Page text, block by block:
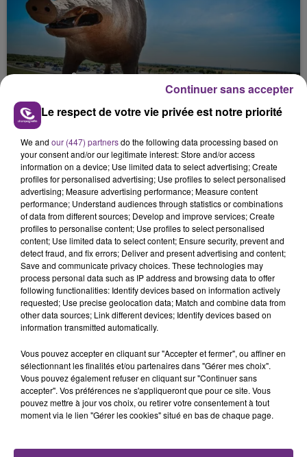
VENEZ FÊTER CE WEEK-END
L'ANNIVERSAIRE DE WOINIC
Ce samedi 8 août sera un grand jour :
l'anniversaire du plus gros sanglier du monde.
Une fête est donc organisée et vous êtes tous
conviés !
TITRES DIFFUSÉS
6h19
6h19
Recommence-Moi
6h16
6h16
Drive Safe
6h11
6h11 6h08
6h08
Le respect de votre vie privée est notre priorité
We and our (447) partnersdo the following data processing based on
your consent and/or our legitimate interest: Store and/or access
information on a device; Use limited data to select advertising; Create
profiles for personalised advertising; Use profiles to select personalised
advertising; Measure advertising performance; Measure content
performance; Understand audiences through statistics or combinations
of data from different sources; Develop and improve services; Create
profiles to personalise content; Use profiles to select personalised
content; Use limited data to select content; Ensure security, prevent and
detect fraud, and fix errors; Deliver and present advertising and content;
Save and communicate privacy choices. These technologies may
process personal data such as IP address and browsing data to offer
following functionalities: Identify devices based on information actively
requested; Use precise geolocation data; Match and combine data from
other data sources; Link different devices; Identify devices based on
information transmitted automatically.
Vous pouvez accepter en cliquant sur "Accepter et fermer", ou affiner en
sélectionnant les finalités et/ou partenaires dans "Gérer mes choix".
Vous pouvez également refuser en cliquant sur "Continuer sans
accepter". Vos préférences ne s'appliqueront que pour ce site. Vous
pouvez mettre à jour vos choix, ou retirer votre consentement à tout
moment via le lien "Gérer les cookies" situé en bas de chaque page.
Continuer sans accepter